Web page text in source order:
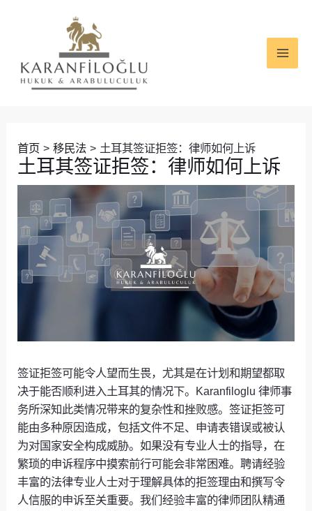
首页 移民法 土耳其签证拒签：律师如何上诉
土耳其签证拒签：律师如何上诉
签证拒签可能令人望而生畏，尤其是在计划和期望都取
决于能否顺利进入土耳其的情况下。Karanfiloglu 律师事
务所深知此类情况带来的复杂性和挫败感。签证拒签可
能由多种原因造成，包括文件不足、申请表错误或被认
为对国家安全构成威胁。如果没有专业人士的指导，在
繁琐的申诉程序中摸索前行可能会非常困难。聘请经验
丰富的法律专业人士对于理解具体的拒签理由和撰写令
人信服的申诉至关重要。我们经验丰富的律师团队精通